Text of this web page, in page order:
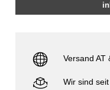
Versand AT
Wir sind